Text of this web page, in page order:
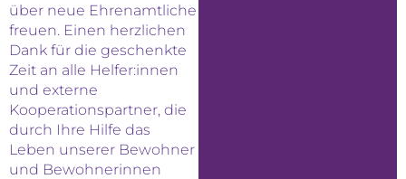
über neue Ehrenamtliche
freuen. Einen herzlichen
Dank für die geschenkte
Zeit an alle Helfer:innen
und externe
Kooperationspartner, die
durch Ihre Hilfe das
Leben unserer Bewohner
und Bewohnerinnen